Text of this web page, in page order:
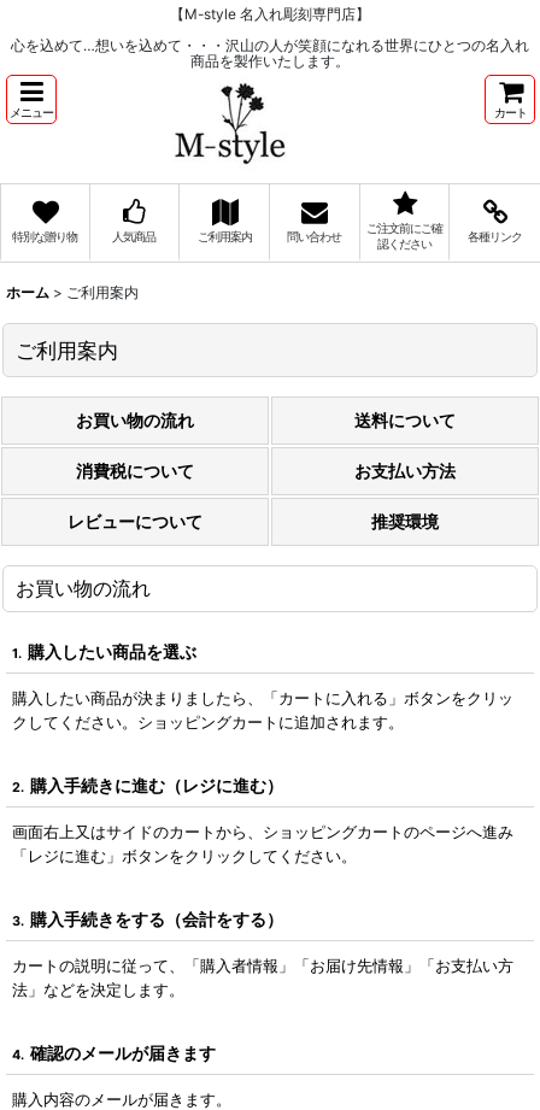
【M-style 名入れ彫刻専門店】
心を込めて…想いを込めて・・・沢山の人が笑顔になれる世界にひとつの名入れ
商品を製作いたします。
メニュー カート
特別な贈り物 人気商品 ご利用案内 問い合わせ
ご注文前にご確
認ください
各種リンク
ホーム > ご利用案内
ご利用案内
お買い物の流れ 送料について
消費税について お支払い方法
レビューについて 推奨環境
お買い物の流れ
1. 購入したい商品を選ぶ
購入したい商品が決まりましたら、「カートに入れる」ボタンをクリッ
クしてください。ショッピングカートに追加されます。
2. 購入手続きに進む（レジに進む）
画面右上又はサイドのカートから、ショッピングカートのページへ進み
「レジに進む」ボタンをクリックしてください。
3. 購入手続きをする（会計をする）
カートの説明に従って、「購入者情報」「お届け先情報」「お支払い方
法」などを決定します。
4. 確認のメールが届きます
購入内容のメールが届きます。